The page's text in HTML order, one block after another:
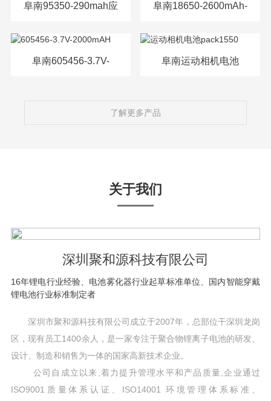
阜南95350-290mah应 阜南18650-2600mAh-
电池组
阜南605456-3.7V- 阜南运动相机电池
了解更多产品
关于我们
深圳聚和源科技有限公司
16年锂电行业经验、电池雾化器行业起草标准单位、国内智能穿戴
锂电池行业标准制定者
深圳市聚和源科技有限公司成立于2007年，总部位干深圳龙岗
区，现有员工1400余人，是一家专注于聚合物锂离子电池的研发、
设计、制造和销售为一体的国家高新技术企业。
公司自成立以来,着力提升管理水平和产品质量,企业通过
ISO9001质量体系认证、ISO14001 环境管理体系标准、